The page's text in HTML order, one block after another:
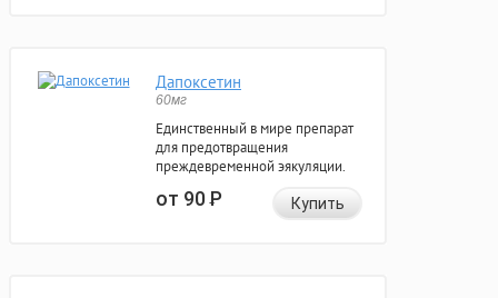
Дапоксетин
60мг
Единственный в мире препарат
для предотвращения
преждевременной эякуляции.
от 90Р Купить